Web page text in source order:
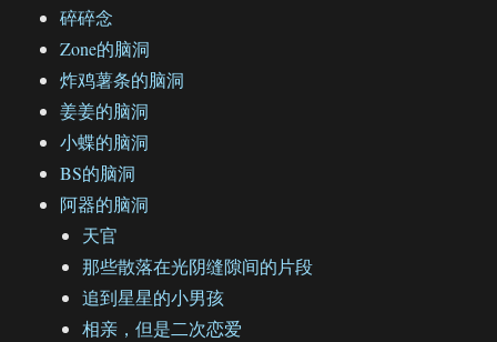
碎碎念
Zone的脑洞
炸鸡薯条的脑洞
姜姜的脑洞
小蝶的脑洞
BS的脑洞
阿器的脑洞
天官
那些散落在光阴缝隙间的片段
追到星星的小男孩
相亲，但是二次恋爱